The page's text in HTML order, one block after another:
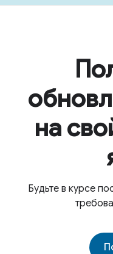
на
Будьте в курсе